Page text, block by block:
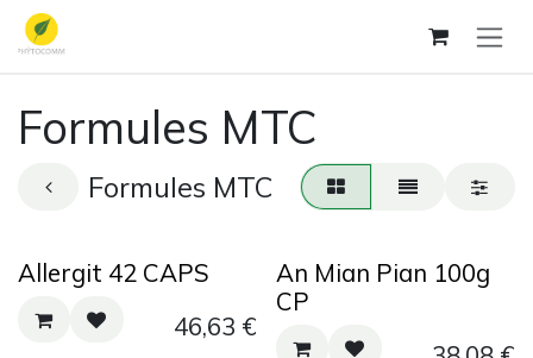
Se rendre au contenu
Formules MTC
Formules MTC
Allergit 42 CAPS
46,63 €
An Mian Pian 100g
CP